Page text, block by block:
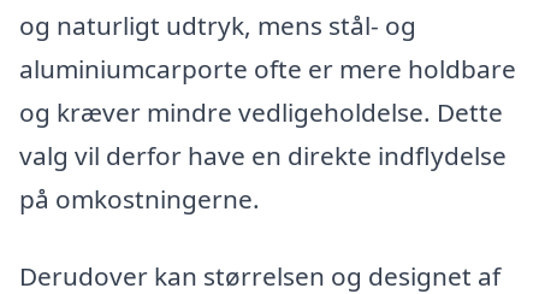
og naturligt udtryk, mens stål- og
aluminiumcarporte ofte er mere holdbare
og kræver mindre vedligeholdelse. Dette
valg vil derfor have en direkte indflydelse
på omkostningerne.
Derudover kan størrelsen og designet af